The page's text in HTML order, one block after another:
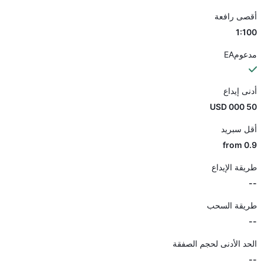
أقصى رافعة
1:100
مدعومEA
أدنى إيداع
50 000 USD
أقل سبريد
from 0.9
طريقة الإيداع
--
طريقة السحب
--
الحد الأدنى لحجم الصفقة
--